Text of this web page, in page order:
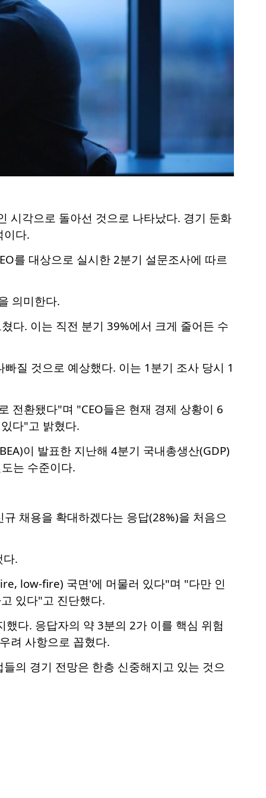
시각으로 돌아선 것으로 나타났다. 경기 둔화
이다.
를 대상으로 실시한 2분기 설문조사에 따르
의미한다.
다. 이는 직전 분기 39%에서 크게 줄어든 수
질 것으로 예상했다. 이는 1분기 조사 당시 1
전환됐다"며 "CEO들은 현재 경제 상황이 6
다"고 밝혔다.
이 발표한 지난해 4분기 국내총생산(GDP)
는 수준이다.
채용을 확대하겠다는 응답(28%)을 처음으
다.
low-fire) 국면'에 머물러 있다"며 "다만 인
있다"고 진단했다.
다. 응답자의 약 3분의 2가 이를 핵심 위험
려 사항으로 꼽혔다.
의 경기 전망은 한층 신중해지고 있는 것으